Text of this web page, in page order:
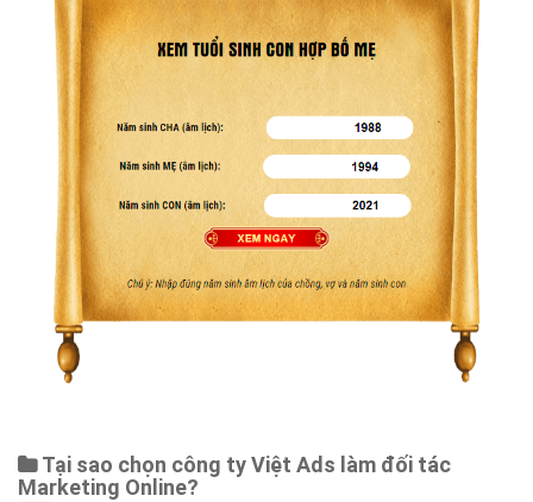
Tại sao chọn công ty Việt Ads làm đối tác
Marketing Online?